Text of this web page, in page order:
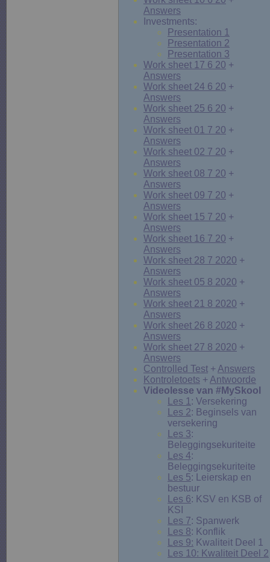
Answers
Investments:
Presentation 1
Presentation 2
Presentation 3
Work sheet 17 6 20 +
Answers
Work sheet 24 6 20 +
Answers
Work sheet 25 6 20 +
Answers
Work sheet 01 7 20 +
Answers
Work sheet 02 7 20 +
Answers
Work sheet 08 7 20 +
Answers
Work sheet 09 7 20 +
Answers
Work sheet 15 7 20 +
Answers
Work sheet 16 7 20 +
Answers
Work sheet 28 7 2020 +
Answers
Work sheet 05 8 2020 +
Answers
Work sheet 21 8 2020 +
Answers
Work sheet 26 8 2020 +
Answers
Work sheet 27 8 2020 +
Answers
Controlled Test + Answers
Kontroletoets + Antwoorde
Videolesse van #MySkool
Les 1 : Versekering
Les 2: Beginsels van
versekering
Les 3:
Beleggingsekuriteite
Les 4:
Beleggingsekuriteite
Les 5: Leierskap en
bestuur
Les 6: KSV en KSB of
KSI
Les 7: Spanwerk
Les 8: Konflik
Les 9: Kwaliteit Deel 1
Les 10: Kwaliteit Deel 2